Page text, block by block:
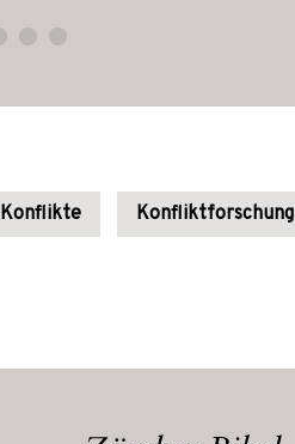
Konflikte Konfliktforschung